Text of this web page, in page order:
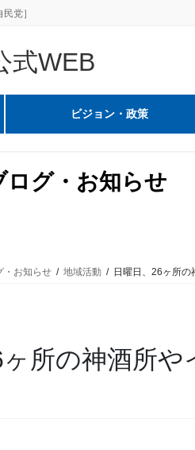
党］
ビジョン・政策
ログ・お知らせ
・お知らせ 地域活動 日曜日、26ヶ所の
ヶ所の神酒所